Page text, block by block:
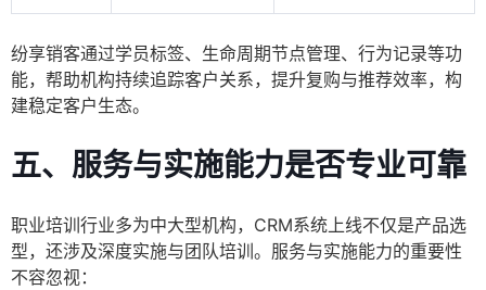
纷享销客通过学员标签、生命周期节点管理、行为记录等功
能，帮助机构持续追踪客户关系，提升复购与推荐效率，构
建稳定客户生态。
五、服务与实施能力是否专业可靠
职业培训行业多为中大型机构，CRM系统上线不仅是产品选
型，还涉及深度实施与团队培训。服务与实施能力的重要性
不容忽视：